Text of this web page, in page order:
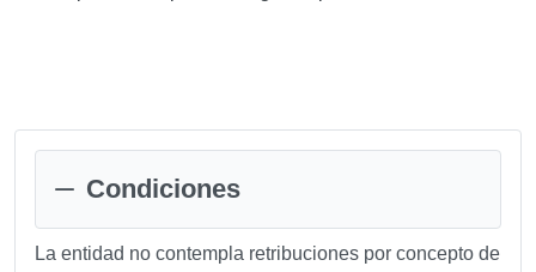
Condiciones
La entidad no contempla retribuciones por concepto de